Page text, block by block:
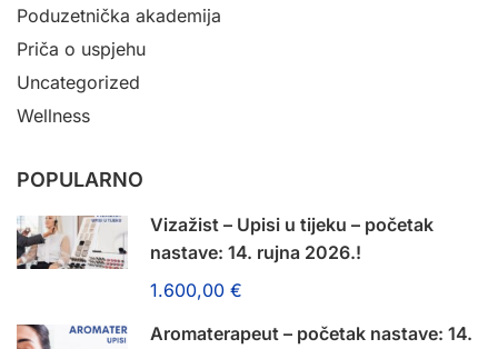
Poduzetnička akademija
Priča o uspjehu
Uncategorized
Wellness
POPULARNO
Vizažist – Upisi u tijeku – početak
nastave: 14. rujna 2026.!
1.600,00 €
Aromaterapeut – početak nastave: 14.